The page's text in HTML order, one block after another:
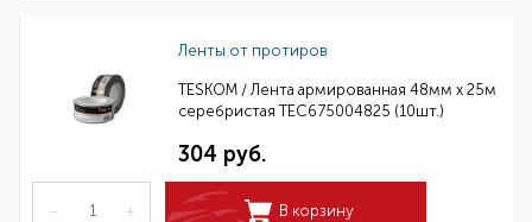
Ленты от протиров
TESKOM / Лента армированная 48мм х 25м
серебристая TEC675004825 (10шт.)
304 руб.
– + В корзину